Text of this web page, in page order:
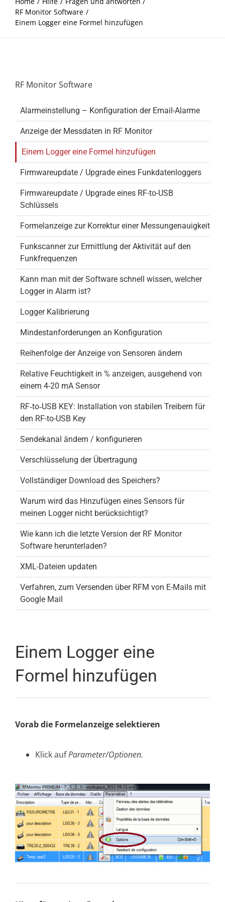
RF Monitor Software
Einem Logger eine Formel hinzufügen
RF Monitor Software
Alarmeinstellung – Konfiguration der Email-Alarme
Anzeige der Messdaten in RF Monitor
Einem Logger eine Formel hinzufügen
Firmwareupdate / Upgrade eines Funkdatenloggers
Firmwareupdate / Upgrade eines RF-to-USB
Schlüssels
Formelanzeige zur Korrektur einer Messungenauigkeit
Funkscanner zur Ermittlung der Aktivität auf den
Funkfrequenzen
Kann man mit der Software schnell wissen, welcher
Logger in Alarm ist?
Logger Kalibrierung
Mindestanforderungen an Konfiguration
Reihenfolge der Anzeige von Sensoren ändern
Relative Feuchtigkeit in % anzeigen, ausgehend von
einem 4-20 mA Sensor
RF‐to‐USB KEY: Installation von stabilen Treibern für
den RF-to-USB Key
Sendekanal ändern / konfigurieren
Verschlüsselung der Übertragung
Vollständiger Download des Speichers?
Warum wird das Hinzufügen eines Sensors für
meinen Logger nicht berücksichtigt?
Wie kann ich die letzte Version der RF Monitor
Software herunterladen?
XML-Dateien updaten
Verfahren, zum Versenden über RFM von E-Mails mit
Google Mail
Einem Logger eine
Formel hinzufügen
Vorab die Formelanzeige selektieren
Klick aufParameter/Optionen.